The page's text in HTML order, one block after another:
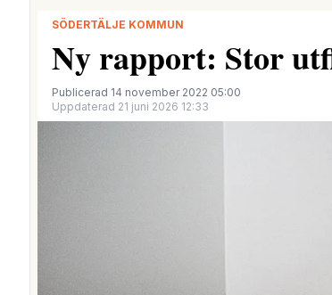
SÖDERTÄLJE KOMMUN
Ny rapport: Stor
Publicerad 14 november 2022 05:00
Uppdaterad 21 juni 2026 12:33